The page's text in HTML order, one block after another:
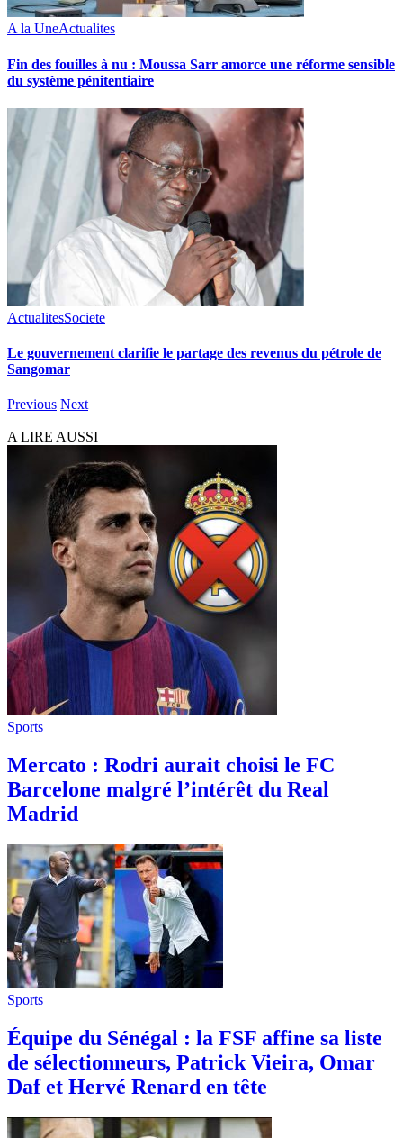
A la UneActualites
Fin des fouilles à nu : Moussa Sarr amorce une réforme sensible
du système pénitentiaire
ActualitesSociete
Le gouvernement clarifie le partage des revenus du pétrole de
Sangomar
Previous Next
A LIRE AUSSI
Sports
Mercato : Rodri aurait choisi le FC
Barcelone malgré l’intérêt du Real
Madrid
Sports
Équipe du Sénégal : la FSF affine sa liste
de sélectionneurs, Patrick Vieira, Omar
Daf et Hervé Renard en tête